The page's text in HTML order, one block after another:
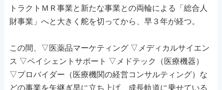
トラクトＭＲ事業と新たな事業との両輪による「総合人
財事業」へと大きく舵を切ってから、早３年が経つ。
この間、▽医薬品マーケティング ▽メディカルサイエン
ス ▽ペイシェントサポート ▽メドテック（医療機器）
▽プロバイダー（医療機関の経営コンサルティング）な
どの事業を矢継ぎ早に立ち上げ、成長軌道に乗せている